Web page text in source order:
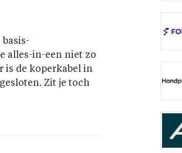
alles-in-een niet zo
is de koperkabel in
Zit je toch